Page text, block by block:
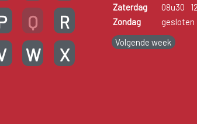
Q
R
W
X
Zaterdag
08u30
Zondag
gesloten
Volgende week